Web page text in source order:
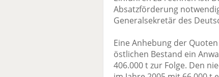
Absatzförderung
Generalsekretär des
Eine Anhebung der
östlichen Bestand ein
406.000 t zur Folge. Den